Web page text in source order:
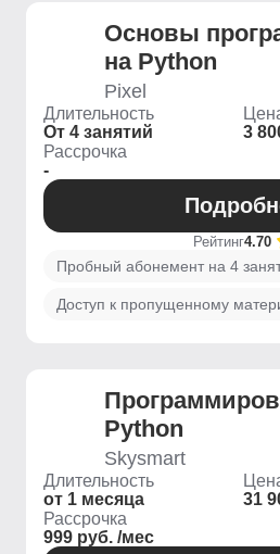
Основы
на Python
Pixel
Длительность
От 4 занятий
3
Рассрочка
-
Рейтинг4.70
Пробный абонемент на 4
Доступ к пропущенному
Python
Skysmart
Длительность
от 1 месяца
31
Рассрочка
999 руб. /мес